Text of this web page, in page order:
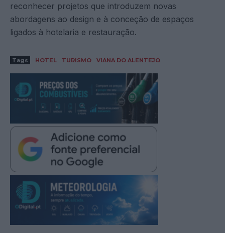
reconhecer projetos que introduzem novas
abordagens ao design e à conceção de espaços
ligados à hotelaria e restauração.
Tags HOTEL TURISMO VIANA DO ALENTEJO